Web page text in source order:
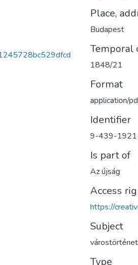
Place,
Budapest
Temporal
1848/21
Format
application/
Identifier
9-439-
Is part of
Az újság
Access
https://
Subject
várostörténet
Type